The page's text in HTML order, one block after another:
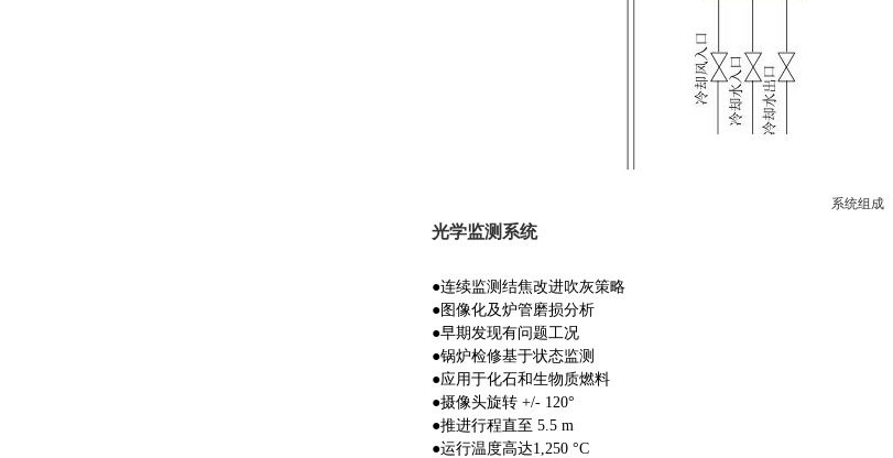
系统组成
光学监测系统
●连续监测结焦改进吹灰策略
●图像化及炉管磨损分析
●早期发现有问题工况
●锅炉检修基于状态监测
●应用于化石和生物质燃料
●摄像头旋转 +/- 120°
●推进行程直至 5.5 m
●运行温度高达1,250 °C